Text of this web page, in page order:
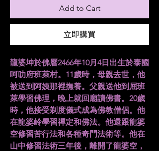
Add to Cart
立即購買
龍婆坤於佛曆2466年10月4日出生於泰國
呵叻府班萊村。11歲時，母親去世，他
被送到阿姨那裡撫養。父親送他到屈班
萊學習佛理，晚上就回廟讀佛書。20歲
時，他接受剃度儀式成為佛教僧侶。他
在龍婆岭學習禪定和佛法。他還跟龍婆
空修習苦行法和各種奇門法術等。他在
山中修習法術三年後，離開了龍婆空，